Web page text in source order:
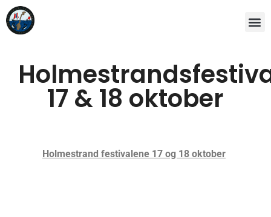
17 & 18 oktober
Holmestrand festivalene 17 og 18 oktober